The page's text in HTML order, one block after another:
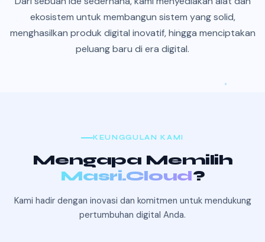
ekosistem untuk membangun sistem yang solid,
menghasilkan produk digital inovatif, hingga menciptakan
peluang baru di era digital.
KEUNGGULAN KAMI
Mengapa Memilih
Masri.Cloud?
Kami hadir dengan inovasi dan komitmen untuk mendukung
pertumbuhan digital Anda.